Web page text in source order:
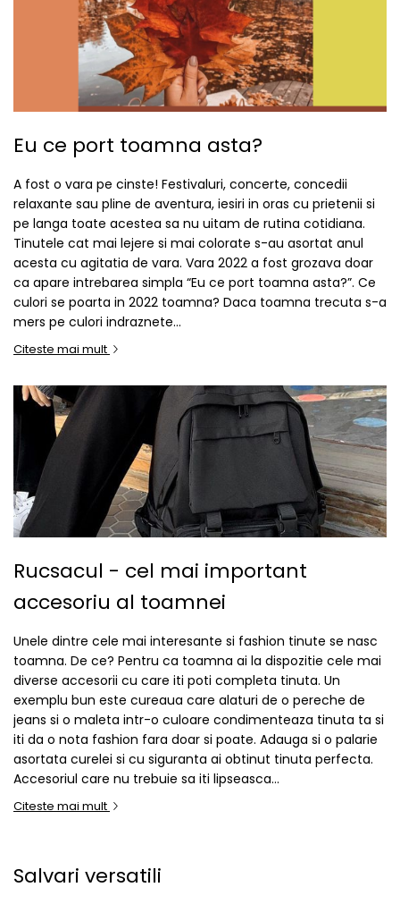
Eu ce port toamna asta?
A fost o vara pe cinste! Festivaluri, concerte, concedii
relaxante sau pline de aventura, iesiri in oras cu prietenii si
pe langa toate acestea sa nu uitam de rutina cotidiana.
Tinutele cat mai lejere si mai colorate s-au asortat anul
acesta cu agitatia de vara. Vara 2022 a fost grozava doar
ca apare intrebarea simpla “Eu ce port toamna asta?”. Ce
culori se poarta in 2022 toamna? Daca toamna trecuta s-a
mers pe culori indraznete...
Citeste mai mult
Rucsacul - cel mai important
accesoriu al toamnei
Unele dintre cele mai interesante si fashion tinute se nasc
toamna. De ce? Pentru ca toamna ai la dispozitie cele mai
diverse accesorii cu care iti poti completa tinuta. Un
exemplu bun este cureaua care alaturi de o pereche de
jeans si o maleta intr-o culoare condimenteaza tinuta ta si
iti da o nota fashion fara doar si poate. Adauga si o palarie
asortata curelei si cu siguranta ai obtinut tinuta perfecta.
Accesoriul care nu trebuie sa iti lipseasca...
Citeste mai mult
Salvari versatili